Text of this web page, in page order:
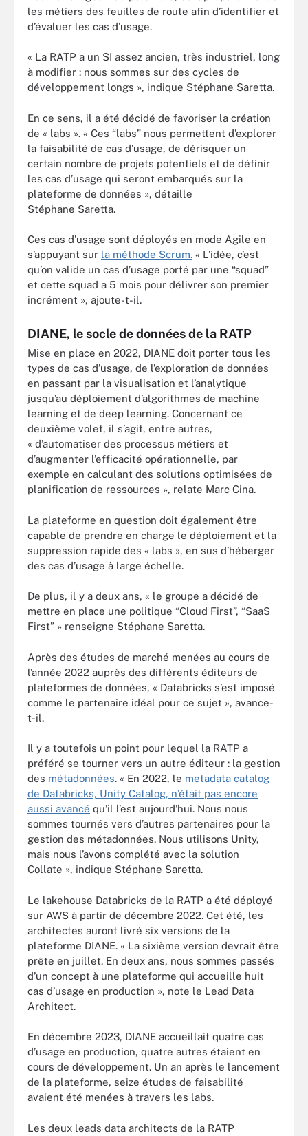
les métiers des feuilles de route afin d’identifier et
d’évaluer les cas d’usage.
« La RATP a un SI assez ancien, très industriel, long
à modifier : nous sommes sur des cycles de
développement longs », indique Stéphane Saretta.
En ce sens, il a été décidé de favoriser la création
de « labs ». « Ces “labs” nous permettent d’explorer
la faisabilité de cas d’usage, de dérisquer un
certain nombre de projets potentiels et de définir
les cas d’usage qui seront embarqués sur la
plateforme de données », détaille
Stéphane Saretta.
Ces cas d’usage sont déployés en mode Agile en
s’appuyant sur la méthode Scrum. « L’idée, c’est
qu’on valide un cas d’usage porté par une “squad”
et cette squad a 5 mois pour délivrer son premier
incrément », ajoute-t-il.
DIANE, le socle de données de la RATP
Mise en place en 2022, DIANE doit porter tous les
types de cas d’usage, de l’exploration de données
en passant par la visualisation et l’analytique
jusqu’au déploiement d’algorithmes de machine
learning et de deep learning. Concernant ce
deuxième volet, il s’agit, entre autres,
« d’automatiser des processus métiers et
d’augmenter l’efficacité opérationnelle, par
exemple en calculant des solutions optimisées de
planification de ressources », relate Marc Cina.
La plateforme en question doit également être
capable de prendre en charge le déploiement et la
suppression rapide des « labs », en sus d’héberger
des cas d’usage à large échelle.
De plus, il y a deux ans, « le groupe a décidé de
mettre en place une politique “Cloud First”, “SaaS
First” » renseigne Stéphane Saretta.
Après des études de marché menées au cours de
l’année 2022 auprès des différents éditeurs de
plateformes de données, « Databricks s’est imposé
comme le partenaire idéal pour ce sujet », avance-
t-il.
Il y a toutefois un point pour lequel la RATP a
préféré se tourner vers un autre éditeur : la gestion
des métadonnées. « En 2022, le metadata catalog
de Databricks, Unity Catalog, n’était pas encore
aussi avancé qu’il l’est aujourd’hui. Nous nous
sommes tournés vers d’autres partenaires pour la
gestion des métadonnées. Nous utilisons Unity,
mais nous l’avons complété avec la solution
Collate », indique Stéphane Saretta.
Le lakehouse Databricks de la RATP a été déployé
sur AWS à partir de décembre 2022. Cet été, les
architectes auront livré six versions de la
plateforme DIANE. « La sixième version devrait être
prête en juillet. En deux ans, nous sommes passés
d’un concept à une plateforme qui accueille huit
cas d’usage en production », note le Lead Data
Architect.
En décembre 2023, DIANE accueillait quatre cas
d’usage en production, quatre autres étaient en
cours de développement. Un an après le lancement
de la plateforme, seize études de faisabilité
avaient été menées à travers les labs.
Les deux leads data architects de la RATP